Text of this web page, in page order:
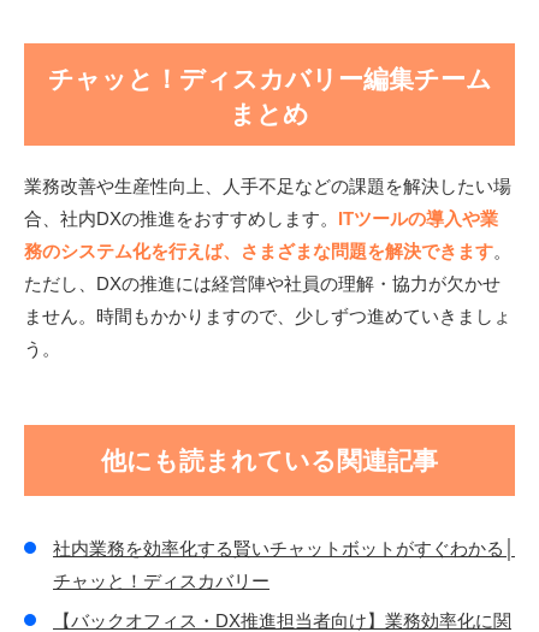
チャッと！ディスカバリー編集チーム
まとめ
業務改善や生産性向上、人手不足などの課題を解決したい場
合、社内DXの推進をおすすめします。 ITツールの導入や業
務のシステム化を行えば、さまざまな問題を解決できます。
ただし、DXの推進には経営陣や社員の理解・協力が欠かせ
ません。時間もかかりますので、少しずつ進めていきましょ
う。
他にも読まれている関連記事
社内業務を効率化する賢いチャットボットがすぐわかる│
チャッと！ディスカバリー
【バックオフィス・DX推進担当者向け】業務効率化に関